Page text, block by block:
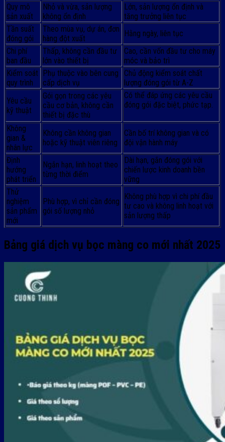
Quy mô
sản xuất
Nhỏ và vừa, sản lượng
không ổn định
Lớn, sản lượng ổn định và
tăng trưởng liên tục
Tần suất
đóng gói
Theo mùa vụ, dự án, đơn
hàng đột xuất
Hằng ngày, liên tục
Chi phí
ban đầu
Thấp, không cần đầu tư
lớn vào thiết bị
Cao, cần vốn đầu tư cho máy
móc và bảo trì
Kiểm soát
quy trình
Phụ thuộc vào bên cung
cấp dịch vụ
Chủ động kiểm soát chất
lượng đóng gói từ A-Z
Yêu cầu
kỹ thuật
Gói gọn trong các yêu
cầu cơ bản, không cần
thiết bị đặc thù
Có thể đáp ứng các yêu cầu
đóng gói đặc biệt, phức tạp.
Không
gian &
nhân lực
Không cần không gian
hoặc kỹ thuật viên riêng
Cần bố trí không gian và có
đội vận hành máy
Định
hướng
phát triển
Ngắn hạn, linh hoạt theo
từng thời điểm
Dài hạn, gắn đóng gói với
chiến lược kinh doanh bền
vững
Thử
nghiệm
sản phẩm
mới
Phù hợp, vì chỉ cần đóng
gói số lượng nhỏ
Không phù hợp vì chi phí đầu
tư cao và không linh hoạt với
sản lượng thấp
Bảng giá dịch vụ bọc màng co mới nhất 2025